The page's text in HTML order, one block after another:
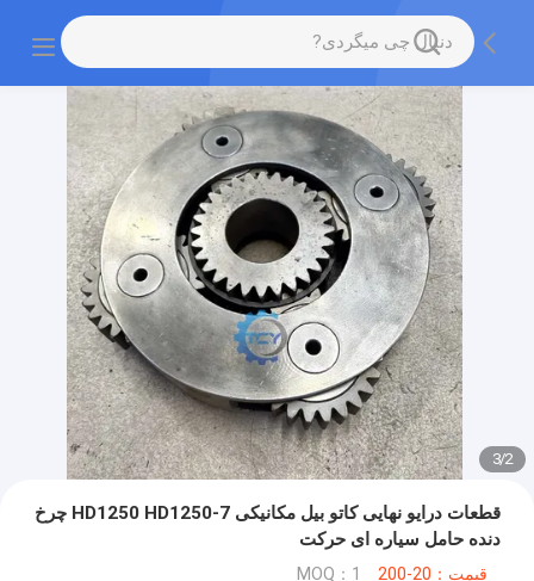
2
/
3
قطعات درایو نهایی کاتو بیل مکانیکی HD1250 HD1250-7 چرخ
دنده حامل سیاره ای حرکت
قیمت：20-200 MOQ：1